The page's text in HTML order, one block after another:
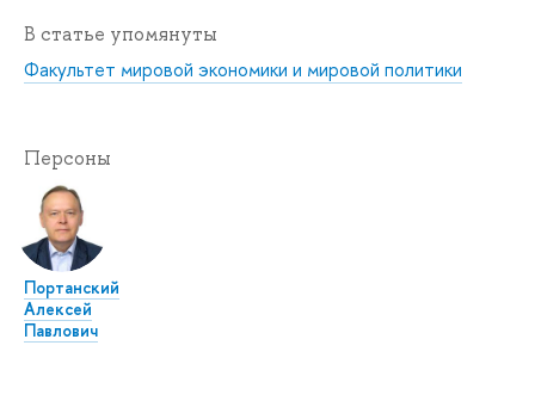
В статье упомянуты
Факультет мировой экономики и мировой политики
Персоны
Портанский
Алексей
Павлович